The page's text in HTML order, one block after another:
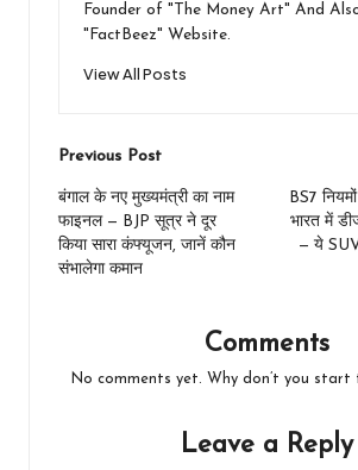
Founder of "The Money Art" And
"FactBeez" Website.
View All Posts
Post
navigation
Previous Post
बंगाल के नए मुख्यमंत्री का नाम
फाइनल — BJP सूत्र ने दूर
किया सारा कंफ्यूजन, जानें कौन
संभालेगा कमान
BS7
भारत में
— ये
Comments
No comments yet. Why don’t you start
Leave a Reply